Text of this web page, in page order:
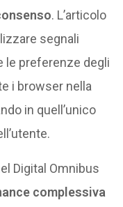
. L’articolo
segnali
le preferenze degli
i browser nella
in quell’unico
Digital Omnibus
complessiva